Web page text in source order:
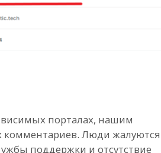
порталах, нашим
комментариев. Люди жалуются
поддержки и отсутствие